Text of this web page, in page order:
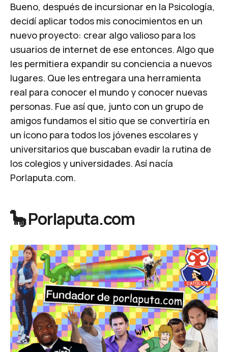
Bueno, después de incursionar en la Psicología,
decidí aplicar todos mis conocimientos en un
nuevo proyecto: crear algo valioso para los
usuarios de internet de ese entonces. Algo que
les permitiera expandir su conciencia a nuevos
lugares. Que les entregara una herramienta
real para conocer el mundo y conocer nuevas
personas. Fue así que, junto con un grupo de
amigos fundamos el sitio que se convertiría en
un ícono para todos los jóvenes escolares y
universitarios que buscaban evadir la rutina de
los colegios y universidades. Así nacía
Porlaputa.com.
🦕 Porlaputa.com